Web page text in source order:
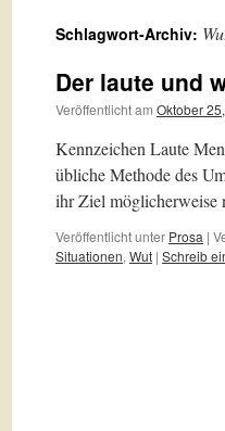
Schlagwort-Archiv:
Der laute und
Veröffentlicht am Oktober
Kennzeichen Laute
übliche Methode des
ihr Ziel möglicherweise
Veröffentlicht unter Prosa |
Situationen, Wut | Schreib